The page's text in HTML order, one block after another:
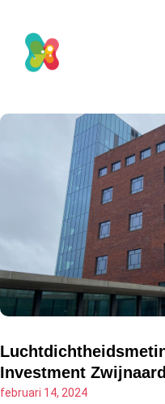
Investment
februari 14, 2024